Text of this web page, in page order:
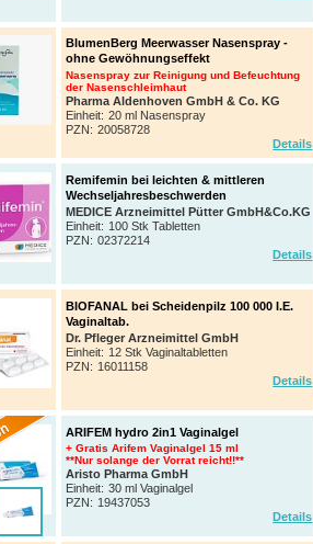
BlumenBerg Meerwasser Nasenspray -
ohne Gewöhnungseffekt
Nasenspray zur Reinigung und Befeuchtung
der Nasenschleimhaut
Pharma Aldenhoven GmbH & Co. KG
Einheit: 20 ml Nasenspray
PZN: 20058728
Details
Remifemin bei leichten & mittleren
Wechseljahresbeschwerden
MEDICE Arzneimittel Pütter GmbH&Co.KG
Einheit: 100 Stk Tabletten
PZN : 02372214
Details
BIOFANAL bei Scheidenpilz 100 000 I.E.
Vaginaltab.
Dr. Pfleger Arzneimittel GmbH
Einheit: 12 Stk Vaginaltabletten
PZN : 16011158
Details
ARIFEM hydro 2in1 Vaginalgel
+ Gratis Arifem Vaginalgel 15 ml
**Nur solange der Vorrat reicht!!**
Aristo Pharma GmbH
Einheit: 30 ml Vaginalgel
PZN: 19437053
Details